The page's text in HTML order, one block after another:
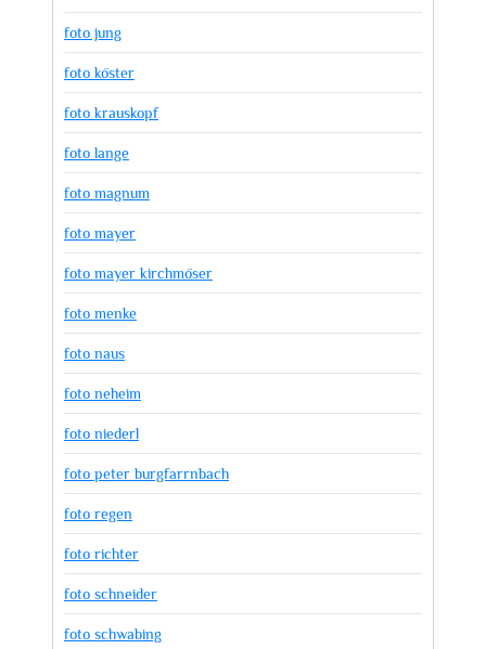
foto jung
foto köster
foto krauskopf
foto lange
foto magnum
foto mayer
foto mayer kirchmöser
foto menke
foto naus
foto neheim
foto niederl
foto peter burgfarrnbach
foto regen
foto richter
foto schneider
foto schwabing